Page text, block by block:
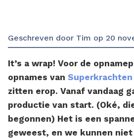
Geschreven door Tim op 20
It’s a wrap! Voor de
opnames van
zitten erop. Vanaf vandaag
productie van start. (Oké,
begonnen) Het is een
geweest, en we kunnen